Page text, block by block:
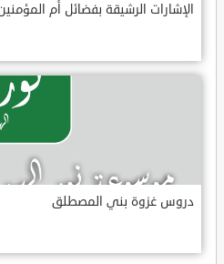
الإشارات الرشيقة بفضائل أم
دروس غزوة بني المصطلق